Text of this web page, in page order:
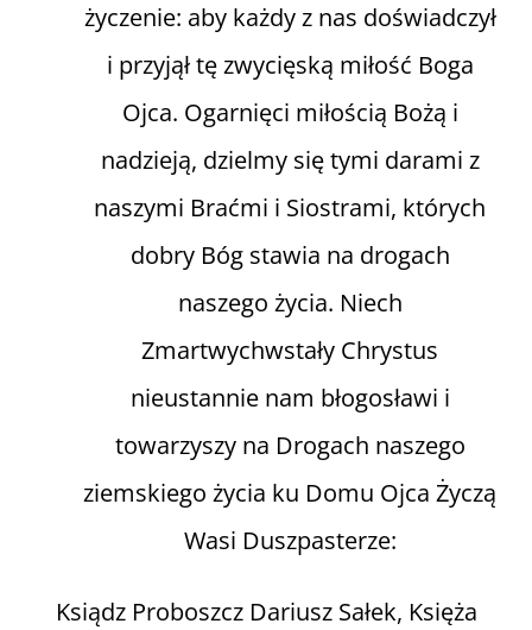
życzenie: aby każdy z nas doświadczył
i przyjął tę zwycięską miłość Boga
Ojca. Ogarnięci miłością Bożą i
nadzieją, dzielmy się tymi darami z
naszymi Braćmi i Siostrami, których
dobry Bóg stawia na drogach
naszego życia. Niech
Zmartwychwstały Chrystus
nieustannie nam błogosławi i
towarzyszy na Drogach naszego
ziemskiego życia ku Domu Ojca Życzą
Wasi Duszpasterze:
Ksiądz Proboszcz Dariusz Sałek, Księża